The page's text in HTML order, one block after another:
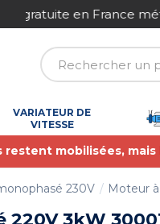
Paiement
VARIATEUR DE
VITESSE
restent mobilisées,
230V Moteur
3kW